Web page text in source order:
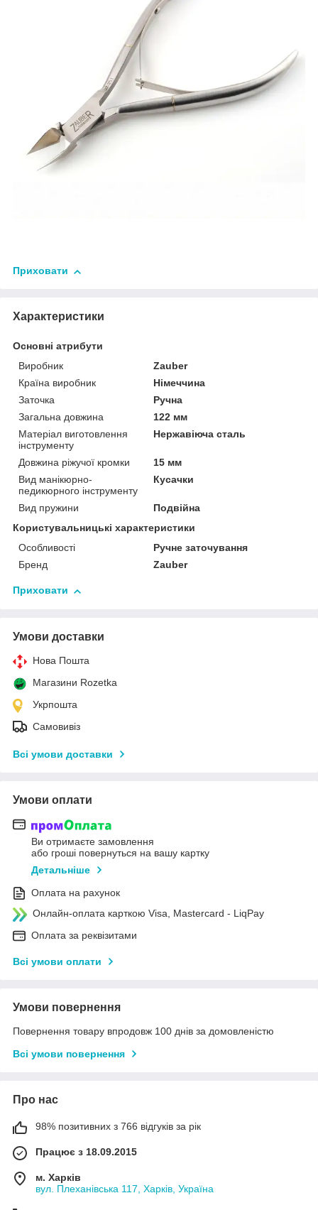
Приховати
Характеристики
Основні атрибути
Виробник
Zauber
Країна виробник
Німеччина
Заточка
Ручна
Загальна довжина
122 мм
Матеріал виготовлення
інструменту
Нержавіюча сталь
Довжина ріжучої кромки
15 мм
Вид манікюрно-
педикюрного інструменту
Кусачки
Вид пружини
Подвійна
Користувальницькі характеристики
Особливості
Ручне заточування
Бренд
Zauber
Приховати
Умови доставки
Нова Пошта
Магазини Rozetka
Укрпошта
Самовивіз
Всі умови доставки
Умови оплати
Ви отримаєте замовлення
або гроші повернуться на вашу картку
Детальніше
Оплата на рахунок
Онлайн-оплата карткою Visa, Mastercard - LiqPay
Оплата за реквізитами
Всі умови оплати
Умови повернення
Повернення товару впродовж 100 днів за домовленістю
Всі умови повернення
Про нас
98% позитивних з 766 відгуків за рік
Працює з 18.09.2015
м. Харків
вул. Плеханівська 117, Харків, Україна